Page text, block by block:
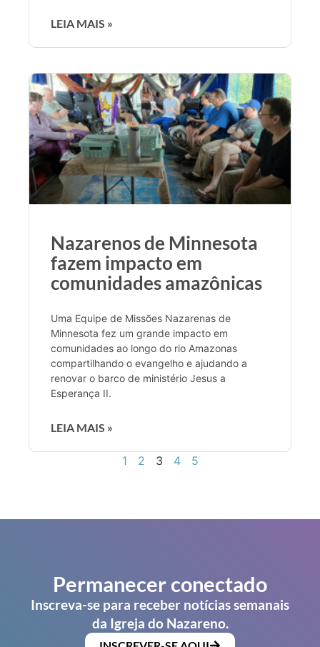
LEIA MAIS »
Nazarenos de Minnesota
fazem impacto em
comunidades amazônicas
Uma Equipe de Missões Nazarenas de
Minnesota fez um grande impacto em
comunidades ao longo do rio Amazonas
compartilhando o evangelho e ajudando a
renovar o barco de ministério Jesus a
Esperança II.
LEIA MAIS »
1 2 3 4 5
Permanecer conectado
Inscreva-se para receber notícias semanais
da Igreja do Nazareno.